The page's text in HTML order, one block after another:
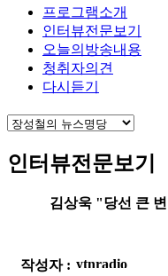
프로그램소개
인터뷰전문보기
오늘의방송내용
청취자의견
다시듣기
인터뷰전문보기
김상욱 "당선 큰
작성자 :